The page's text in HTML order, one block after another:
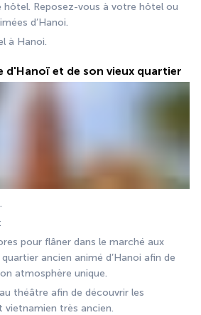
hôtel. Reposez-vous à votre hôtel ou
d’Hanoi.
à Hanoi.
d'Hanoï et de son vieux quartier
:
pour flâner dans le marché aux
ancien animé d’Hanoi afin de
atmosphère unique.
théâtre afin de découvrir les
très ancien.